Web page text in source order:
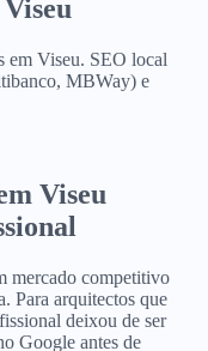
Viseu
em Viseu. SEO local
MBWay) e
Viseu
mercado competitivo
Para arquitectos que
deixou de ser
Google antes de